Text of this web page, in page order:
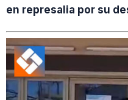
en represalia por su